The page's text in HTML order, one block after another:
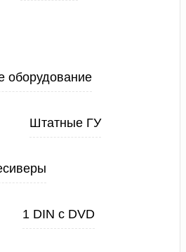
оборудование
Штатные ГУ
1 DIN с DVD